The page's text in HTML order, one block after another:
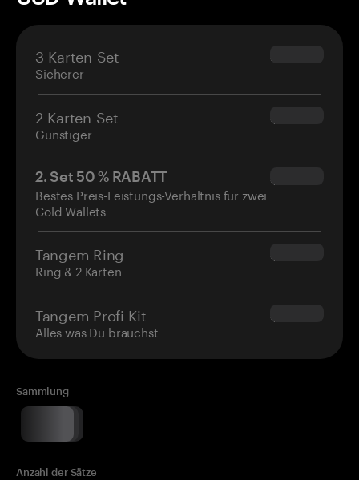
3-Karten-Set
Sicherer
$69.90
2-Karten-Set
Günstiger
$54.90
2. Set 50 % RABATT
Bestes Preis-Leistungs-Verhältnis für zwei
Cold Wallets
$34.95
Tangem Ring
Ring & 2 Karten
$160.00
Tangem Profi-Kit
Alles was Du brauchst
$180.00
Sammlung
Anzahl der Sätze